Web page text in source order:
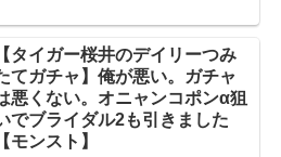
【タイガー桜井のデイリーつみ
てガチャ】俺が悪い。ガチャ
悪くない。オニャンコポンα狙
でブライダル2も引きました
【モンスト】